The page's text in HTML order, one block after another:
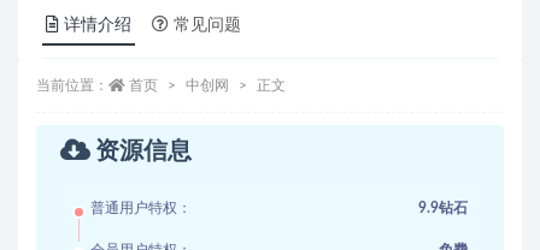
详情介绍 常见问题
当前位置： 首页 中创网 正文
资源信息
普通用户特权： 9.9钻石